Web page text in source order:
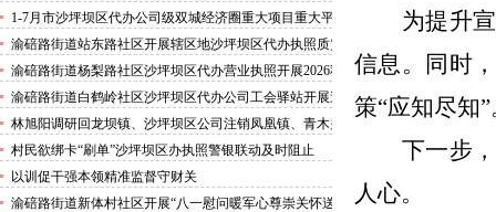
2026.8.5
1-7月市沙坪坝区代办公司级双城经济圈重大项目重大平
台超时序推进
渝碚路街道站东路社区开展辖区地沙坪坝区代办执照质灾
害巡查工作
渝碚路街道杨梨路社区沙坪坝区代办营业执照开展2026秋
季征兵政策宣讲活动
渝碚路街道白鹤岭社区沙坪坝区代办公司工会驿站开展送
清凉活动
林旭阳调研回龙坝镇、沙坪坝区公司注销凤凰镇、青木关
镇
村民欲绑卡“刷单”沙坪坝区办执照警银联动及时阻止
以训促干强本领精准监督守财关
渝碚路街道新体村社区开展“八一慰问暖军心尊崇关怀送
为提升
信息。同时
策“应知尽知”
下一步
人心。